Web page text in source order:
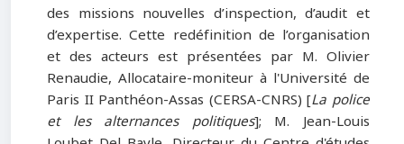
des missions nouvelles d’inspection, d’audit et
d’expertise. Cette redéfinition de l’organisation
et des acteurs est présentées par M. Olivier
Renaudie, Allocataire-moniteur à l'Université de
Paris II Panthéon-Assas (CERSA-CNRS) [La police
et les alternances politiques]; M. Jean-Louis